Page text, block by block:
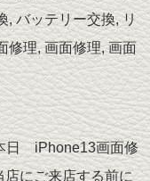
,バッテリー交換,リ
修理,画面修理,画面
日 iPhone13画面修
店にご来店する前に